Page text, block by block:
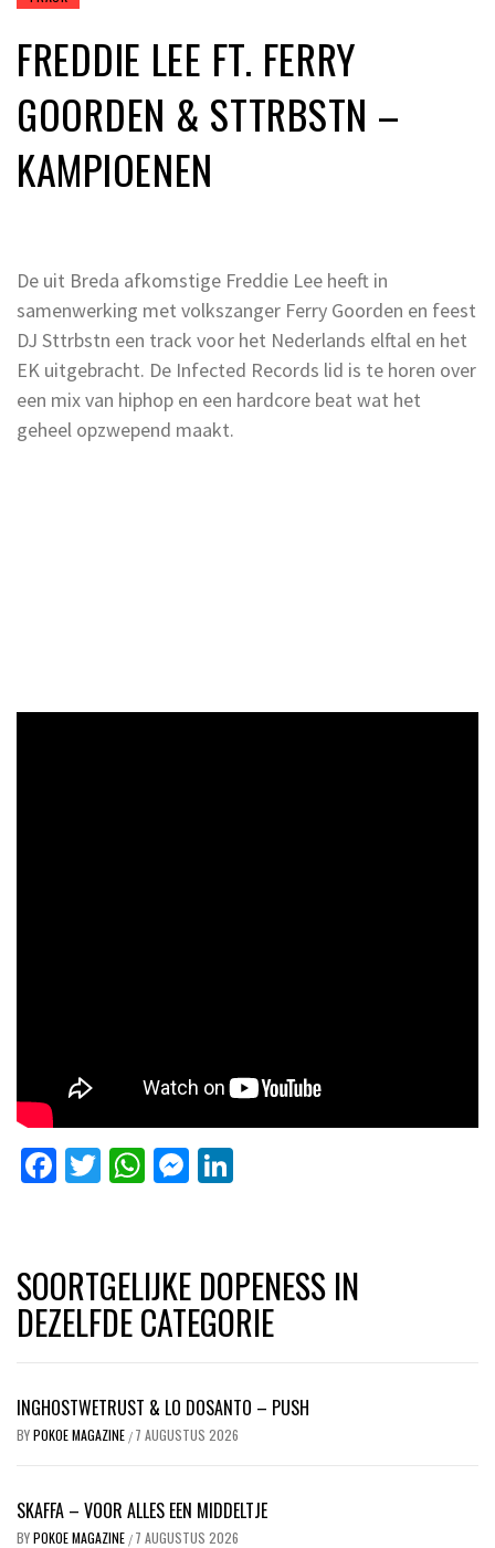
FREDDIE LEE FT. FERRY
GOORDEN & STTRBSTN –
KAMPIOENEN
De uit Breda afkomstige Freddie Lee heeft in
samenwerking met volkszanger Ferry Goorden en feest
DJ Sttrbstn een track voor het Nederlands elftal en het
EK uitgebracht. De Infected Records lid is te horen over
een mix van hiphop en een hardcore beat wat het
geheel opzwepend maakt.
Facebook
Twitter
WhatsApp
Messenger
SOORTGELIJKE DOPENESS IN
DEZELFDE CATEGORIE
INGHOSTWETRUST & LO DOSANTO – PUSH
BYPOKOE MAGAZINE / 7 AUGUSTUS 2026
SKAFFA – VOOR ALLES EEN MIDDELTJE
BYPOKOE MAGAZINE / 7 AUGUSTUS 2026